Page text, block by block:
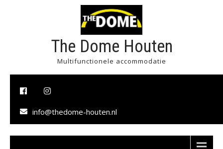
The Dome Houten
Multifunctionele accommodatie
info@thedome-houten.nl